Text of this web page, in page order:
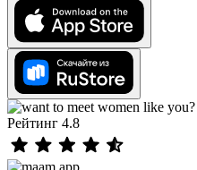
Рейтинг 4.8